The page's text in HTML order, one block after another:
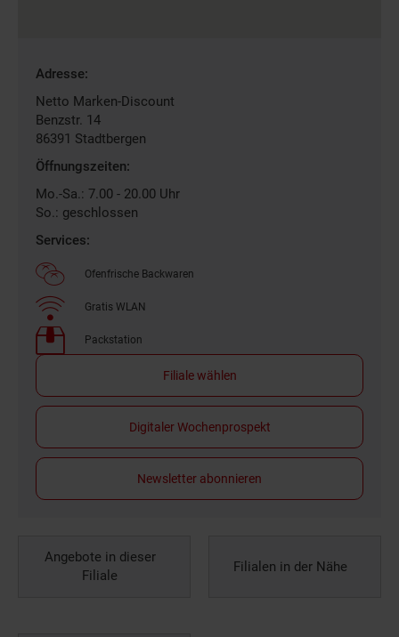
Gefundene
Filiale
Adresse:
Netto Marken-Discount
Benzstr. 14
86391 Stadtbergen
Öffnungszeiten:
Mo.-Sa.: 7.00 - 20.00 Uhr
So.: geschlossen
Services:
Ofenfrische Backwaren
Gratis WLAN
Packstation
Filiale wählen
Digitaler Wochenprospekt
Newsletter abonnieren
Angebote in dieser
Filiale
Filialen in der Nähe